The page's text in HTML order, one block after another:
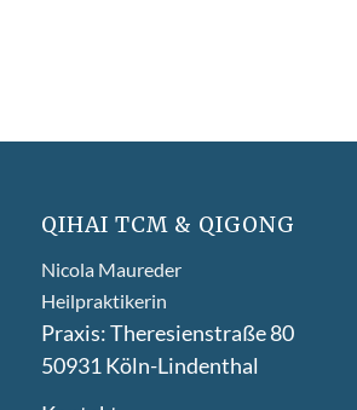
QIHAI TCM & QIGONG
Nicola Maureder
Heilpraktikerin
Praxis: Theresienstraße 80
50931 Köln-Lindenthal